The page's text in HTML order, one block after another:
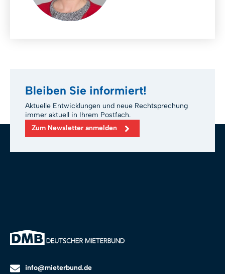
Bleiben Sie informiert!
Aktuelle Entwicklungen und neue Rechtsprechung
immer aktuell in Ihrem Postfach.
Zum Newsletter anmelden
info@mieterbund.de